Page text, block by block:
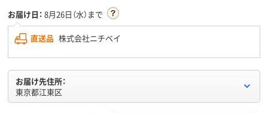
お届け日： 8月26日（水）まで
直送品 株式会社ニチベイ
お届け先住所：
東京都江東区